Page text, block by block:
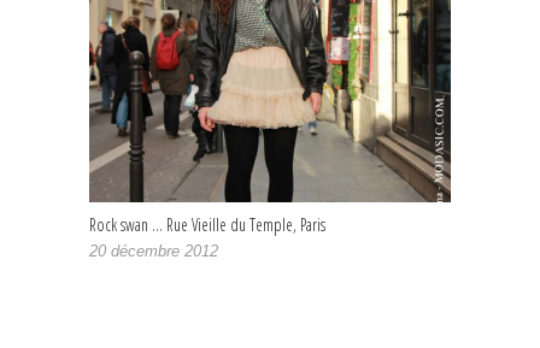
Rock swan … Rue Vieille du Temple, Paris
20 décembre 2012